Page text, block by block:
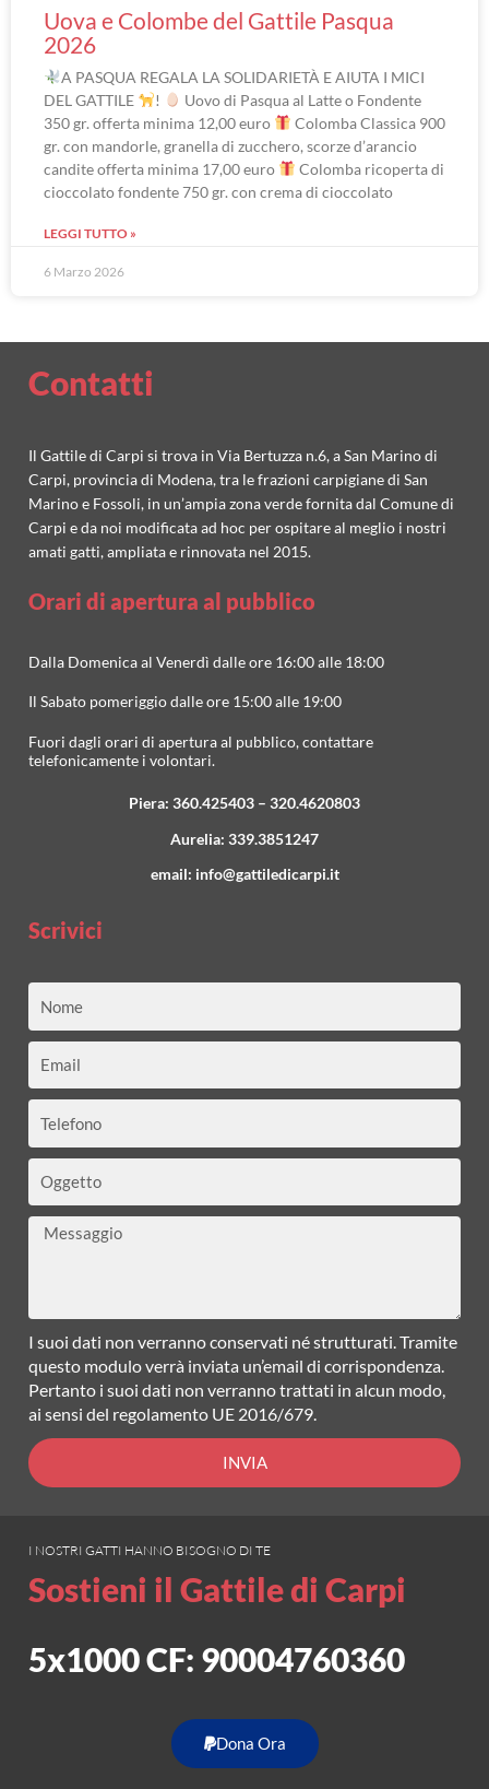
Uova e Colombe del Gattile Pasqua
2026
A PASQUA REGALA LA SOLIDARIETÀ E AIUTA I MICI
DEL GATTILE
!
Uovo di Pasqua al Latte o Fondente
350 gr. offerta minima 12,00 euro
Colomba Classica 900
gr. con mandorle, granella di zucchero, scorze d’arancio
candite offerta minima 17,00 euro
Colomba ricoperta di
cioccolato fondente 750 gr. con crema di cioccolato
LEGGI TUTTO »
6 Marzo 2026
Contatti
Il Gattile di Carpi si trova in Via Bertuzza n.6, a San Marino di
Carpi, provincia di Modena, tra le frazioni carpigiane di San
Marino e Fossoli, in un’ampia zona verde fornita dal Comune di
Carpi e da noi modificata ad hoc per ospitare al meglio i nostri
amati gatti, ampliata e rinnovata nel 2015.
Orari di apertura al pubblico
Dalla Domenica al Venerdì dalle ore 16:00 alle 18:00
Il Sabato pomeriggio dalle ore 15:00 alle 19:00
Fuori dagli orari di apertura al pubblico, contattare
telefonicamente i volontari.
Piera: 360.425403 – 320.4620803
Aurelia: 339.3851247
email: info@gattiledicarpi.it
Scrivici
Messaggio
I suoi dati non verranno conservati né strutturati. Tramite
questo modulo verrà inviata un’email di corrispondenza.
Pertanto i suoi dati non verranno trattati in alcun modo,
ai sensi del regolamento UE 2016/679.
INVIA
I NOSTRI GATTI HANNO BISOGNO DI TE
Sostieni il Gattile di Carpi
5x1000 CF: 90004760360
Dona Ora